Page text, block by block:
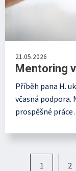
21.05.2026
Mentoring
Příběh pana H.
včasná podpora.
prospěšné
1 2